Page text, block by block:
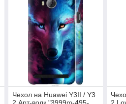
Чехол на Huawei Y3II / Y3